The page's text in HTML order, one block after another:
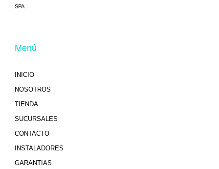
SPA
Menú
INICIO
NOSOTROS
TIENDA
SUCURSALES
CONTACTO
INSTALADORES
GARANTIAS